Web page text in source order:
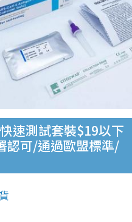
速測試套裝$19以下
認可/通過歐盟標準/